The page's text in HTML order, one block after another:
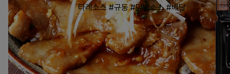
타레소스 #규동 #덮밥소스 #배달